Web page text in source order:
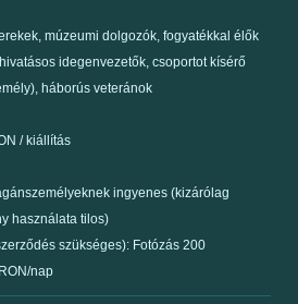
múzeumi dolgozók, fogyatékkal élők
idegenvezetők, csoportot kísérő
háborús veteránok
/ kiállítás
ingyenes (kizárólag
használata tilos)
szükséges): Fotózás 200
nap